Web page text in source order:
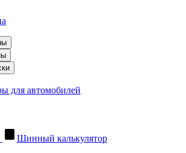
для автомобилей
Шинный калькулятор